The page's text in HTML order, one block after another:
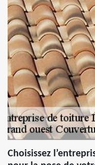
Choisissez